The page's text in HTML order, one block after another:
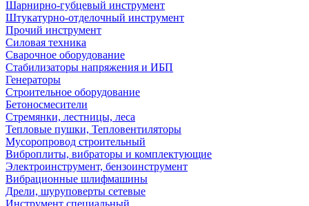
Шарнирно-губцевый инструмент
Штукатурно-отделочный инструмент
Прочий инструмент
Силовая техника
Сварочное оборудование
Стабилизаторы напряжения и ИБП
Генераторы
Строительное оборудование
Бетоносмесители
Стремянки, лестницы, леса
Тепловые пушки, Тепловентиляторы
Мусоропровод строительный
Виброплиты, вибраторы и комплектующие
Электроинструмент, бензоинструмент
Вибрационные шлифмашины
Дрели, шуруповерты сетевые
Инструмент специальный